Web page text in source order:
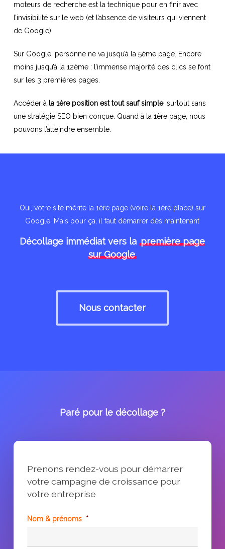
moteurs de recherche est la technique pour en finir avec
l’invisibilité sur le web (et l’absence de visiteurs qui viennent
de Google).
Sur Google, personne ne va jusqu’à la 5ème page. Encore
moins jusqu’à la 12ème : l’immense majorité des clics se font
sur les 3 premières pages.
Accéder à la 1ère position est tout sauf simple, surtout sans
une stratégie SEO bien conçue. Quand à la 1ère page, nous
pouvons l’atteindre ensemble.
Oui, votre site mérite la 1ère page (voire la 1ère place) sur
Google. Mais pour ça, il faut démarrer dès maintenant
Décollage immédiat vers lapremière page
sur Google
Nous contacter
Paré pour le décollage ?
Prenons rendez-vous pour démarrer
votre campagne de croissance pour
votre entreprise
Nom & prénoms *